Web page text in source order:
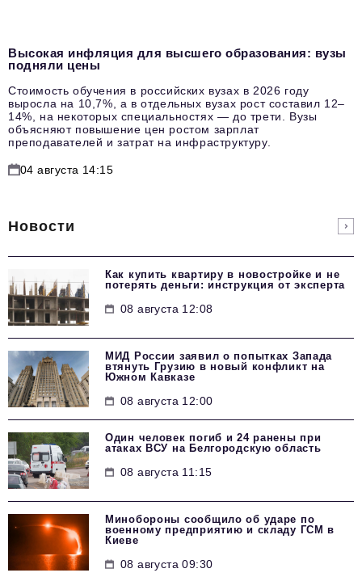
Высокая инфляция для высшего образования: вузы
подняли цены
Стоимость обучения в российских вузах в 2026 году
выросла на 10,7%, а в отдельных вузах рост составил 12–
14%, на некоторых специальностях — до трети. Вузы
объясняют повышение цен ростом зарплат
преподавателей и затрат на инфраструктуру.
04 августа 14:15
Новости
Как купить квартиру в новостройке и не
потерять деньги: инструкция от эксперта
08 августа 12:08
МИД России заявил о попытках Запада
втянуть Грузию в новый конфликт на
Южном Кавказе
08 августа 12:00
Один человек погиб и 24 ранены при
атаках ВСУ на Белгородскую область
08 августа 11:15
Минобороны сообщило об ударе по
военному предприятию и складу ГСМ в
Киеве
08 августа 09:30